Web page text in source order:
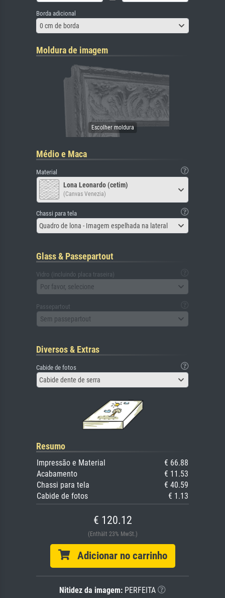
Borda adicional
0 cm de borda
Moldura de imagem
Médio e Maca
Material
Lona Leonardo (cetim)
(Canvas Venezia)
Chassi para tela
Quadro de lona - Imagem espelhada na lateral
Glass & Passepartout
Vidro (incluindo placa traseira)
Por favor, selecione
Passepartout
Sem passepartout
Diversos & Extras
Cabide de fotos
Cabide dente de serra
Resumo
Impressão e Material
€ 66.88
Acabamento
€ 11.53
Chassi para tela
€ 40.59
Cabide de fotos
€ 1.13
€ 120.12
(Enthält 23% MwSt.)
Adicionar no carrinho
Nitidez da imagem: PERFEITA